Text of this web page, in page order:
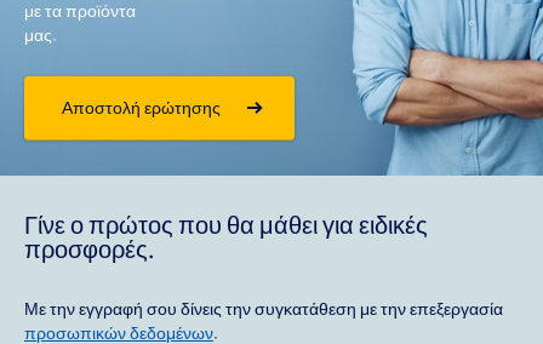
με τα προϊόντα
μας.
Αποστολή ερώτησης
Γίνε ο πρώτος που θα μάθει για ειδικές
προσφορές.
Με την εγγραφή σου δίνεις την συγκατάθεση με την επεξεργασία
προσωπικών δεδομένων.